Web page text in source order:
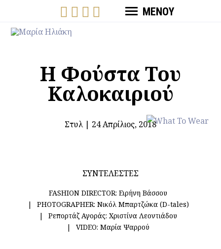
ΜΕΝΟΥ
Η Φούστα Του
Καλοκαιριού
Στυλ| 24 Απρίλιος, 2018
ΣΥΝΤΕΛΕΣΤΕΣ
FASHION DIRECTOR: Ειρήνη Βάσσου
PHOTOGRAPHER: Νικόλ Μπαρτζώκα (D-tales)
Ρεπορτάζ Αγοράς: Χριστίνα Λεοντιάδου
VIDEO: Μαρία Ψαρρού